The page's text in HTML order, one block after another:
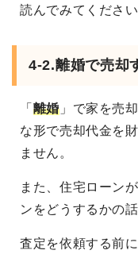
読んでみてください
4-2.離婚で売却
「 離婚」で家を売
な形で売却代金を
ません。
また、住宅ローン
ンをどうするかの
査定を依頼する前